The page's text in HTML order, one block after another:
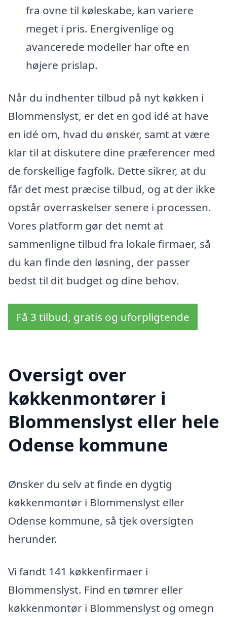
fra ovne til køleskabe, kan variere
meget i pris. Energivenlige og
avancerede modeller har ofte en
højere prislap.
Når du indhenter tilbud på nyt køkken i
Blommenslyst, er det en god idé at have
en idé om, hvad du ønsker, samt at være
klar til at diskutere dine præferencer med
de forskellige fagfolk. Dette sikrer, at du
får det mest præcise tilbud, og at der ikke
opstår overraskelser senere i processen.
Vores platform gør det nemt at
sammenligne tilbud fra lokale firmaer, så
du kan finde den løsning, der passer
bedst til dit budget og dine behov.
Få 3 tilbud, gratis og uforpligtende
Oversigt over
køkkenmontører i
Blommenslyst eller hele
Odense kommune
Ønsker du selv at finde en dygtig
køkkenmontør i Blommenslyst eller
Odense kommune, så tjek oversigten
herunder.
Vi fandt 141 køkkenfirmaer i
Blommenslyst. Find en tømrer eller
køkkenmontør i Blommenslyst og omegn